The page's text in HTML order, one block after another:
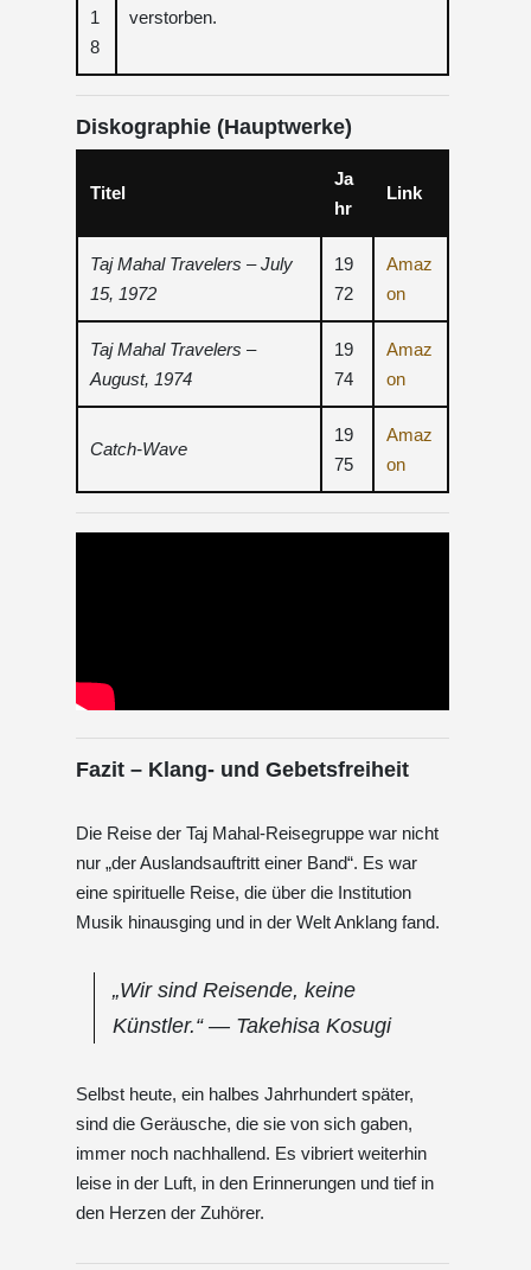
1
8
verstorben.
Diskographie (Hauptwerke)
Titel
Ja
hr
Link
Taj Mahal Travelers – July
15, 1972
19
72
Amaz
on
Taj Mahal Travelers –
August, 1974
19
74
Amaz
on
Catch-Wave
19
75
Amaz
on
Fazit – Klang- und Gebetsfreiheit
Die Reise der Taj Mahal-Reisegruppe war nicht
nur „der Auslandsauftritt einer Band“. Es war
eine spirituelle Reise, die über die Institution
Musik hinausging und in der Welt Anklang fand.
„Wir sind Reisende, keine
Künstler.“ ― Takehisa Kosugi
Selbst heute, ein halbes Jahrhundert später,
sind die Geräusche, die sie von sich gaben,
immer noch nachhallend. Es vibriert weiterhin
leise in der Luft, in den Erinnerungen und tief in
den Herzen der Zuhörer.